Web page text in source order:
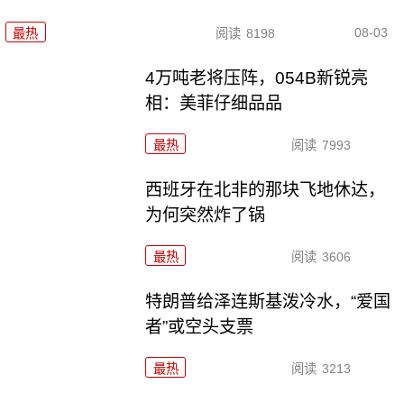
最热 阅读 8198 08-03
4万吨老将压阵，054B新锐亮
相：美菲仔细品品
最热 阅读 7993
西班牙在北非的那块飞地休达，
为何突然炸了锅
最热 阅读 3606
特朗普给泽连斯基泼冷水，“爱国
者”或空头支票
最热 阅读 3213